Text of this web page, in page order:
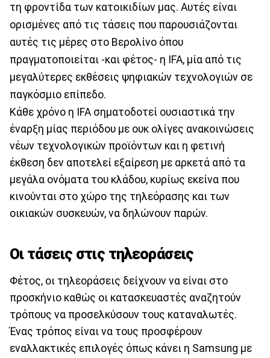
τη φροντίδα των κατοικιδίων μας. Αυτές είναι
ορισμένες από τις τάσεις που παρουσιάζονται
αυτές τις μέρες στο Βερολίνο όπου
πραγματοποιείται -και φέτος- η IFA, μία από τις
μεγαλύτερες εκθέσεις ψηφιακών τεχνολογιών σε
παγκόσμιο επίπεδο.
Κάθε χρόνο η IFA σηματοδοτεί ουσιαστικά την
έναρξη μίας περιόδου με ουκ ολίγες ανακοινώσεις
νέων τεχνολογικών προϊόντων και η φετινή
έκθεση δεν αποτελεί εξαίρεση με αρκετά από τα
μεγάλα ονόματα του κλάδου, κυρίως εκείνα που
κινούνται στο χώρο της τηλεόρασης και των
οικιακών συσκευών, να δηλώνουν παρών.
Οι τάσεις στις τηλεοράσεις
Φέτος, οι τηλεοράσεις δείχνουν να είναι στο
προσκήνιο καθώς οι κατασκευαστές αναζητούν
τρόπους να προσελκύσουν τους καταναλωτές.
Ένας τρόπος είναι να τους προσφέρουν
εναλλακτικές επιλογές όπως κάνει η Samsung με